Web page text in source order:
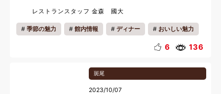
レストランスタッフ 金森 國大
季節の魅力 館内情報 ディナー おいしい魅力
6 136
斑尾
2023/10/07